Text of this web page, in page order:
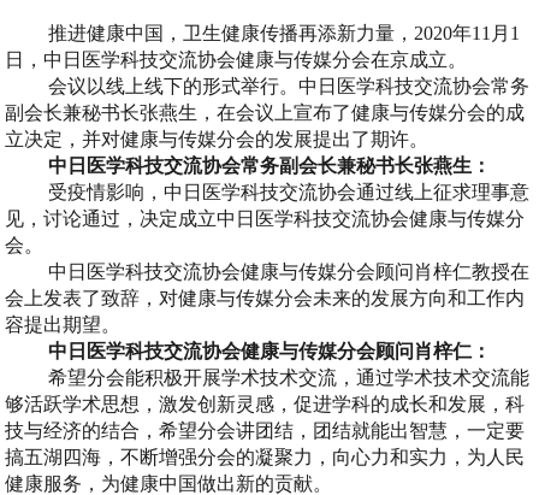
推进健康中国，卫生健康传播再添新力量，2020年11月1
日，中日医学科技交流协会健康与传媒分会在京成立。
会议以线上线下的形式举行。中日医学科技交流协会常务
副会长兼秘书长张燕生，在会议上宣布了健康与传媒分会的成
立决定，并对健康与传媒分会的发展提出了期许。
中日医学科技交流协会常务副会长兼秘书长张燕生：
受疫情影响，中日医学科技交流协会通过线上征求理事意
见，讨论通过，决定成立中日医学科技交流协会健康与传媒分
会。
中日医学科技交流协会健康与传媒分会顾问肖梓仁教授在
会上发表了致辞，对健康与传媒分会未来的发展方向和工作内
容提出期望。
中日医学科技交流协会健康与传媒分会顾问肖梓仁：
希望分会能积极开展学术技术交流，通过学术技术交流能
够活跃学术思想，激发创新灵感，促进学科的成长和发展，科
技与经济的结合，希望分会讲团结，团结就能出智慧，一定要
搞五湖四海，不断增强分会的凝聚力，向心力和实力，为人民
健康服务，为健康中国做出新的贡献。